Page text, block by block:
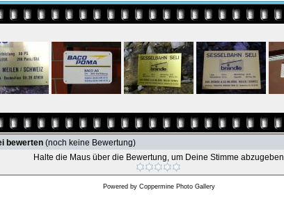
bewerten (noch keine Bewertung)
Halte die Maus über die Bewertung, um Deine Stimme abzugeben
Powered by Coppermine Photo Gallery